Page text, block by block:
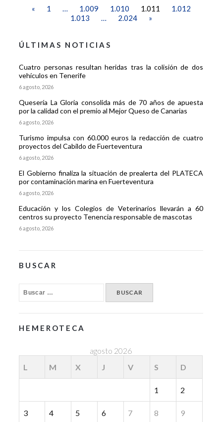
« 1 … 1.009 1.010 1.011
1.012
1.013
… 2.024 »
ÚLTIMAS NOTICIAS
Cuatro personas resultan heridas tras la colisión de dos
vehículos en Tenerife
6 agosto, 2026
Quesería La Gloria consolida más de 70 años de apuesta
por la calidad con el premio al Mejor Queso de Canarias
6 agosto, 2026
Turismo impulsa con 60.000 euros la redacción de cuatro
proyectos del Cabildo de Fuerteventura
6 agosto, 2026
El Gobierno finaliza la situación de prealerta del PLATECA
por contaminación marina en Fuerteventura
6 agosto, 2026
Educación y los Colegios de Veterinarios llevarán a 60
centros su proyecto Tenencia responsable de mascotas
6 agosto, 2026
BUSCAR
HEMEROTECA
agosto 2026
L
M X J V S D
1 2
3 4 5 6 7 8 9